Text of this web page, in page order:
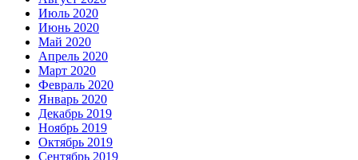
Июль 2020
Июнь 2020
Май 2020
Апрель 2020
Март 2020
Февраль 2020
Январь 2020
Декабрь 2019
Ноябрь 2019
Октябрь 2019
Сентябрь 2019